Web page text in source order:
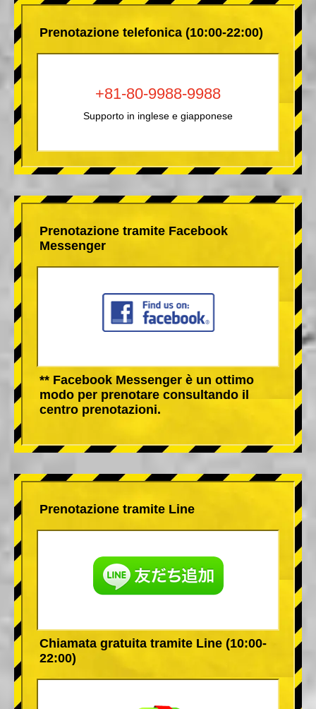
Prenotazione telefonica (10:00-22:00)
+81-80-9988-9988
Supporto in inglese e giapponese
Prenotazione tramite Facebook
Messenger
** Facebook Messenger è un ottimo
modo per prenotare consultando il
centro prenotazioni.
Prenotazione tramite Line
Chiamata gratuita tramite Line (10:00-
22:00)